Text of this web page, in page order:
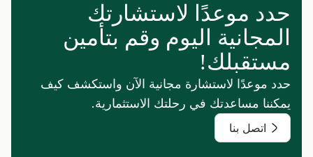
حدد موعدًا لاستشارتك
المجانية اليوم وقم بتأمين
مستقبلك!
حدد موعدًا لاستشارة مجانية الآن واستكشف كيف
يمكننا مساعدتك في رحلتك الاستثمارية.
اتصل بنا